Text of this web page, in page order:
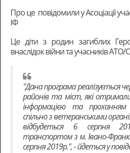
Про це повідомили уАсоціації
ІФ
Це діти з родин загиблих
внаслідок війни та учасників
"Дана програма реалізується
районів та міст, які
інформацією та проханням
спільно з ветеранськими
відбудеться 6 серпня
транспортом з м. Івано-
серпня 2019р.", - йдеться у